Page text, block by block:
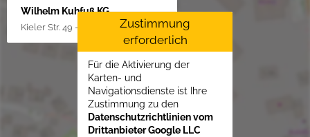
Wilhelm Kuhfuß KG
Kieler Str. 49 - 51, 25451 Quickborn
Zustimmung
erforderlich
Für die Aktivierung der
Karten- und
Navigationsdienste ist Ihre
Zustimmung zu den
Datenschutzrichtlinien vom
Drittanbieter Google LLC